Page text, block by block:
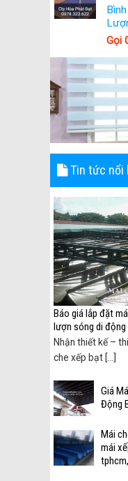
Gọi
Tin tức nổi
Báo giá lắp đặt
lượn sóng di động
Nhận thiết kế –
che xếp bạt [...]
Giá
Động
Mái
mái